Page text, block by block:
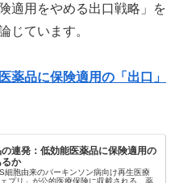
適用をやめる出口戦略」を
じています。
薬品に保険適用の「出口」
連発：低効能医薬品に保険適用の
るか
細胞由来のパーキンソン病向け再生医療
プリ」が公的医療保険に収載される。薬